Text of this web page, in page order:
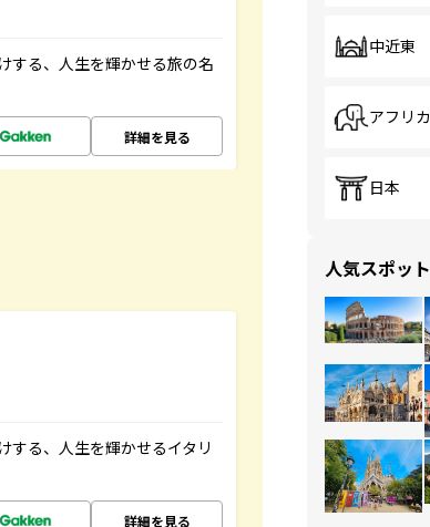
する、人生を輝かせる旅の名
詳細を見る
する、人生を輝かせるイタリ
詳細を見る
中近東
アフリカ
日本
人気スポット